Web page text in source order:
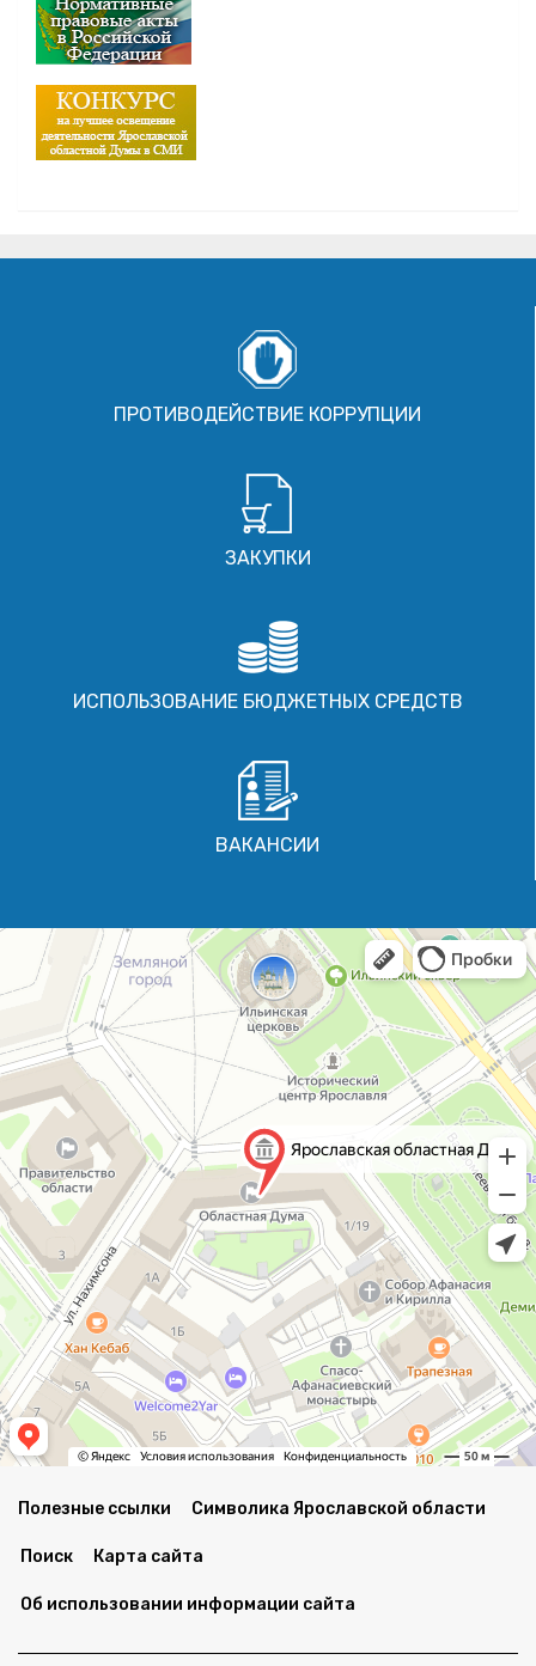
ПРОТИВОДЕЙСТВИЕ КОРРУПЦИИ
ЗАКУПКИ
ИСПОЛЬЗОВАНИЕ БЮДЖЕТНЫХ СРЕДСТВ
ВАКАНСИИ
Полезные ссылки Символика Ярославской области
Поиск Карта сайта
Об использовании информации сайта